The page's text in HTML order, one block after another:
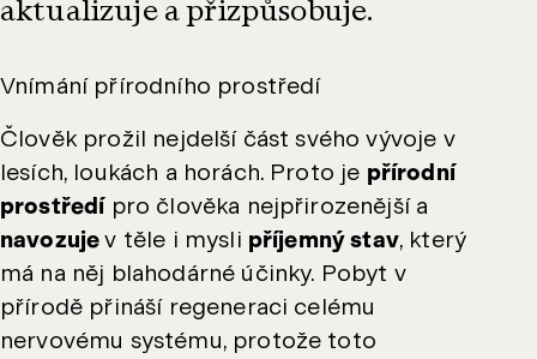
aktualizuje a přizpůsobuje.
Vnímání přírodního prostředí
Člověk prožil nejdelší část svého vývoje v
lesích, loukách a horách. Proto je přírodní
prostředípro člověka nejpřirozenější a
navozujev těle i mysli příjemný stav, který
má na něj blahodárné účinky. Pobyt v
přírodě přináší regeneraci celému
nervovému systému, protože toto